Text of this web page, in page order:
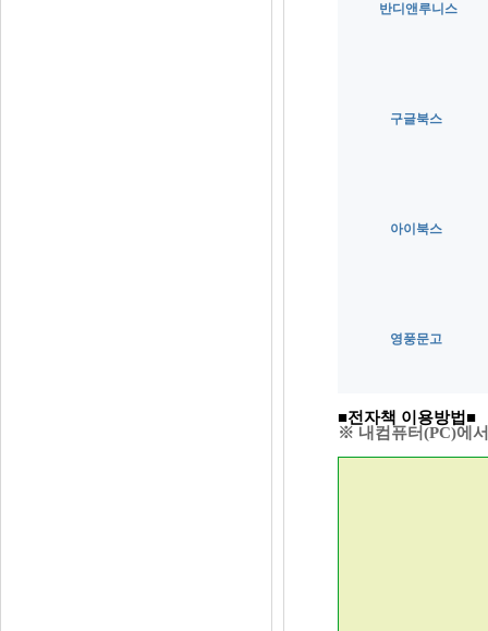
반디앤루니스
구글북스
아이북스
영풍문고
■전자책 이용방법■
※ 내컴퓨터(PC)에